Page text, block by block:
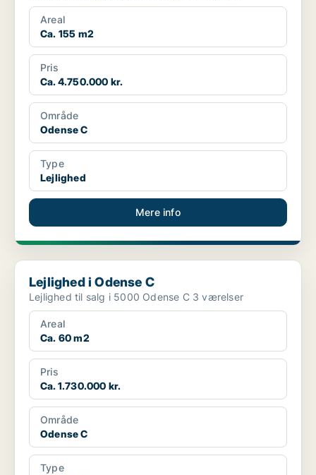
Areal
Ca. 155 m2
Pris
Ca. 4.750.000 kr.
Område
Odense C
Type
Lejlighed
Mere info
Lejlighed i Odense C
Lejlighed i Odense C
Lejlighed til salg i 5000 Odense C 3 værelser
Areal
Ca. 60 m2
Pris
Ca. 1.730.000 kr.
Område
Odense C
Type